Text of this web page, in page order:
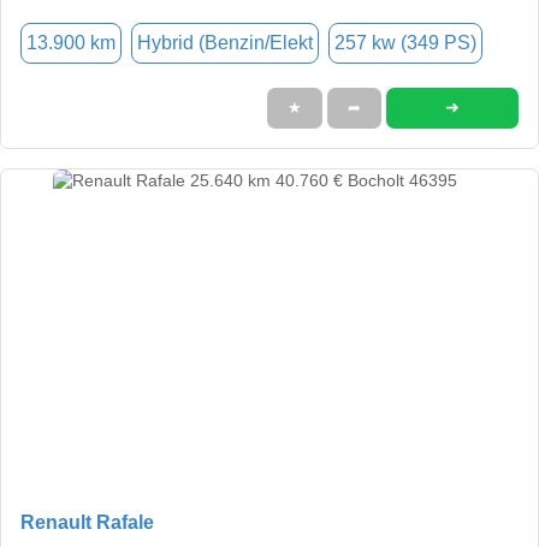
13.900 km Hybrid (Benzin/Elekt 257 kw (349 PS)
★ ➦ ➜
Renault Rafale